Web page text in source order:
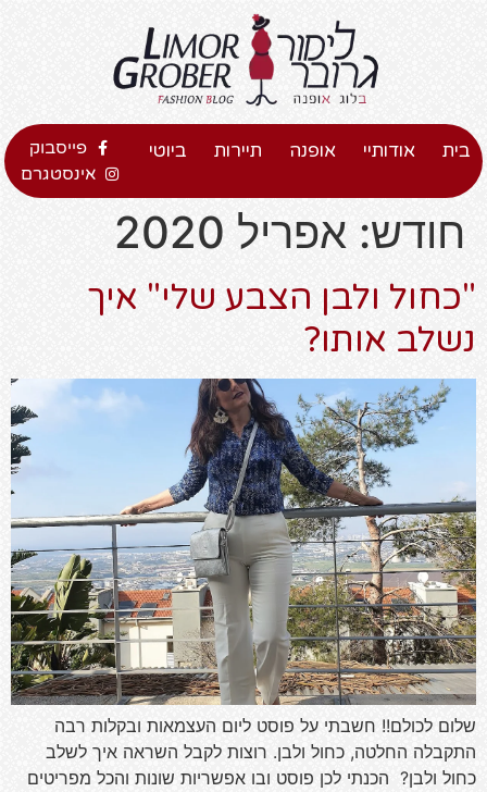
בית אודותיי אופנה תיירות ביוטי
פייסבוק
אינסטגרם
חודש: אפריל 2020
"כחול ולבן הצבע שלי" איך
נשלב אותו?
שלום לכולם!! חשבתי על פוסט ליום העצמאות ובקלות רבה
התקבלה החלטה, כחול ולבן. רוצות לקבל השראה איך לשלב
כחול ולבן? הכנתי לכן פוסט ובו אפשריות שונות והכל מפריטים